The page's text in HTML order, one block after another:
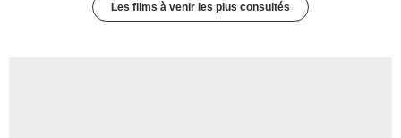
Les films à venir les plus consultés